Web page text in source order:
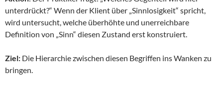
unterdrückt?“ Wenn der Klient über „Sinnlosigkeit“ spricht,
wird untersucht, welche überhöhte und unerreichbare
Definition von „Sinn“ diesen Zustand erst konstruiert.
Ziel: Die Hierarchie zwischen diesen Begriffen ins Wanken zu
bringen.